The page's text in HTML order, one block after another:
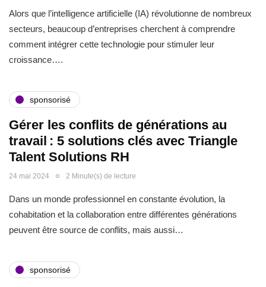
Alors que l’intelligence artificielle (IA) révolutionne de nombreux
secteurs, beaucoup d’entreprises cherchent à comprendre
comment intégrer cette technologie pour stimuler leur
croissance….
sponsorisé
Gérer les conflits de générations au
travail : 5 solutions clés avec Triangle
Talent Solutions RH
24 mai 2024 2 Minute(s) de lecture
Dans un monde professionnel en constante évolution, la
cohabitation et la collaboration entre différentes générations
peuvent être source de conflits, mais aussi…
sponsorisé